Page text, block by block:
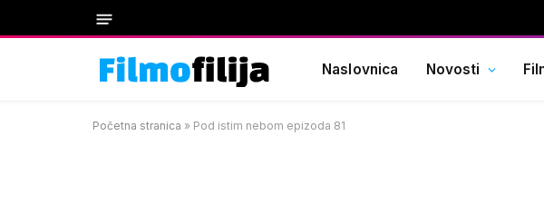
Naslovnica Novosti
Početna stranica » Pod istim nebom epizoda 81